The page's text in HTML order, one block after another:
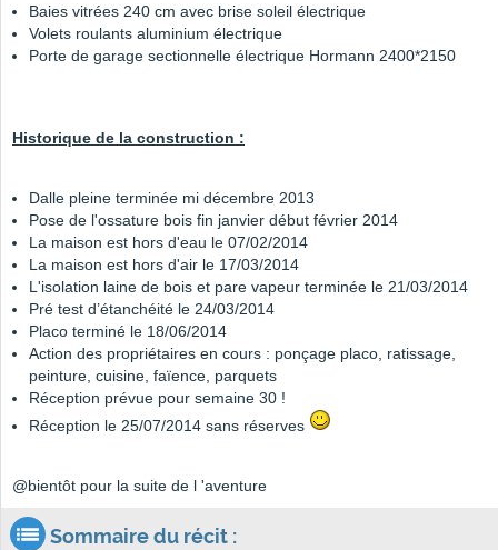
Baies vitrées 240 cm avec brise soleil électrique
Volets roulants aluminium électrique
Porte de garage sectionnelle électrique Hormann 2400*2150
Historique de la construction :
Dalle pleine terminée mi décembre 2013
Pose de l'ossature bois fin janvier début février 2014
La maison est hors d'eau le 07/02/2014
La maison est hors d'air le 17/03/2014
L'isolation laine de bois et pare vapeur terminée le 21/03/2014
Pré test d’étanchéité le 24/03/2014
Placo terminé le 18/06/2014
Action des propriétaires en cours : ponçage placo, ratissage,
peinture, cuisine, faïence, parquets
Réception prévue pour semaine 30 !
Réception le 25/07/2014 sans réserves
@bientôt pour la suite de l 'aventure
Sommaire du récit :